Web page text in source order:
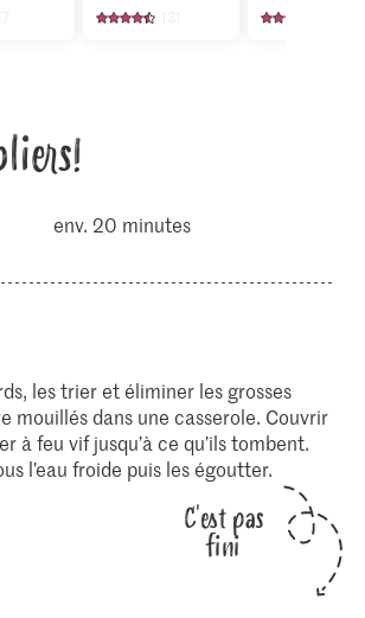
env. 20 minutes
les trier et éliminer les grosses
mouillés dans une casserole. Couvrir
à feu vif jusqu’à ce qu’ils tombent.
l’eau froide puis les égoutter.
C'est pas
fini